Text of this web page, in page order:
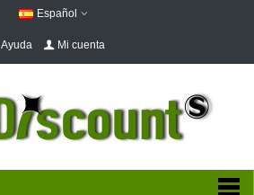
Español
Ayuda Mi cuenta